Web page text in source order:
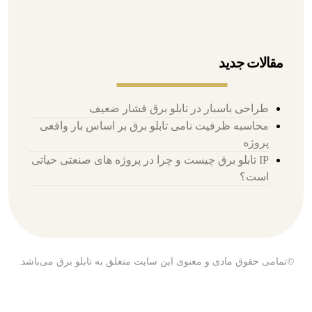
مقالات جدید
طراحی باسبار در تابلو برق فشار ضعیف
محاسبه ظرفیت نامی تابلو برق بر اساس بار واقعی
پروژه
IP تابلو برق چیست و چرا در پروژه های صنعتی حیاتی
است؟
©تمامی حقوق مادی و معنوی این سایت متعلق به تابلو برق می‌باشد.